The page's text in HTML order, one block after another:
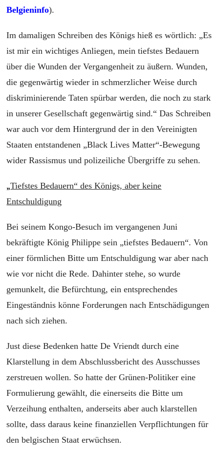
Belgieninfo).
Im damaligen Schreiben des Königs hieß es wörtlich: „Es
ist mir ein wichtiges Anliegen, mein tiefstes Bedauern
über die Wunden der Vergangenheit zu äußern. Wunden,
die gegenwärtig wieder in schmerzlicher Weise durch
diskriminierende Taten spürbar werden, die noch zu stark
in unserer Gesellschaft gegenwärtig sind.“ Das Schreiben
war auch vor dem Hintergrund der in den Vereinigten
Staaten entstandenen „Black Lives Matter“-Bewegung
wider Rassismus und polizeiliche Übergriffe zu sehen.
„Tiefstes Bedauern“ des Königs, aber keine
Entschuldigung
Bei seinem Kongo-Besuch im vergangenen Juni
bekräftigte König Philippe sein „tiefstes Bedauern“. Von
einer förmlichen Bitte um Entschuldigung war aber nach
wie vor nicht die Rede. Dahinter stehe, so wurde
gemunkelt, die Befürchtung, ein entsprechendes
Eingeständnis könne Forderungen nach Entschädigungen
nach sich ziehen.
Just diese Bedenken hatte De Vriendt durch eine
Klarstellung in dem Abschlussbericht des Ausschusses
zerstreuen wollen. So hatte der Grünen-Politiker eine
Formulierung gewählt, die einerseits die Bitte um
Verzeihung enthalten, anderseits aber auch klarstellen
sollte, dass daraus keine finanziellen Verpflichtungen für
den belgischen Staat erwüchsen.